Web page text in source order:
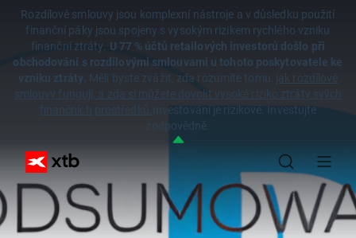
Rozdílové smlouvy jsou komplexní nástroje a v důsledku použití
finanční páky jsou spojeny s vysokým rizikem rychlého vzniku
finanční ztráty. U 77 % účtů retailových investorů došlo při
obchodování s rozdílovými smlouvami u tohoto poskytovatele ke
vzniku ztráty. Měli byste zvážit, zda rozumíte tomu, jak rozdílové
smlouvy fungují, a zda si můžete dovolit vysoké riziko ztráty svých
finančních prostředků.
Investování je rizikové. Investujte
zodpovědně.